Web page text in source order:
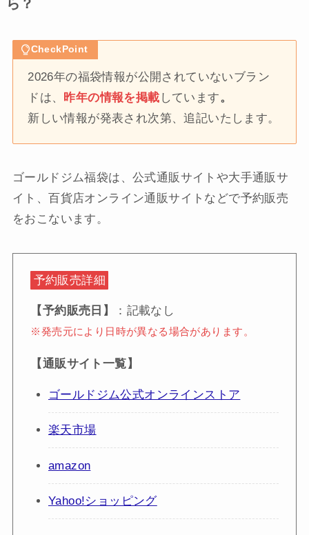
ら？
CheckPoint
2026年の福袋情報が公開されていないブラン
ドは、 昨年の情報を掲載 しています。
新しい情報が発表され次第、追記いたします。
ゴールドジム福袋は、公式通販サイトや大手通販サ
イト、百貨店オンライン通販サイトなどで予約販売
をおこないます。
予約販売詳細
【予約販売日】 ：記載なし
※発売元により日時が異なる場合があります。
【通販サイト一覧】
ゴールドジム公式オンラインストア
楽天市場
amazon
Yahoo!ショッピング